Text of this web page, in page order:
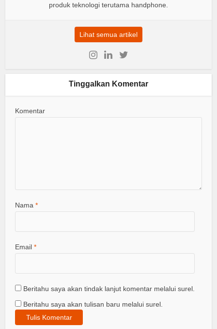
produk teknologi terutama handphone.
Lihat semua artikel
Tinggalkan Komentar
Komentar
Nama*
Email*
Beritahu saya akan tindak lanjut komentar melalui surel.
Beritahu saya akan tulisan baru melalui surel.